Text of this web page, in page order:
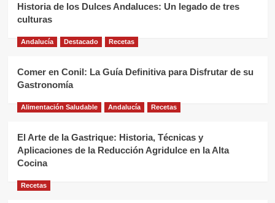
Historia de los Dulces Andaluces: Un legado de tres
culturas
Andalucía Destacado Recetas
Comer en Conil: La Guía Definitiva para Disfrutar de su
Gastronomía
Alimentación Saludable Andalucía Recetas
El Arte de la Gastrique: Historia, Técnicas y
Aplicaciones de la Reducción Agridulce en la Alta
Cocina
Recetas